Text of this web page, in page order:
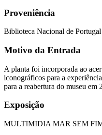
Proveniência
Biblioteca Nacional de Portugal
Motivo da Entrada
A planta foi incorporada ao
iconográficos para a
para a reabertura do museu em
Exposição
MULTIMIDIA MAR SEM